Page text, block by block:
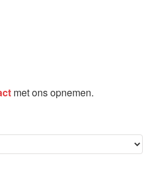
Gestoffeerd hoofdbord.
met ons opnemen.